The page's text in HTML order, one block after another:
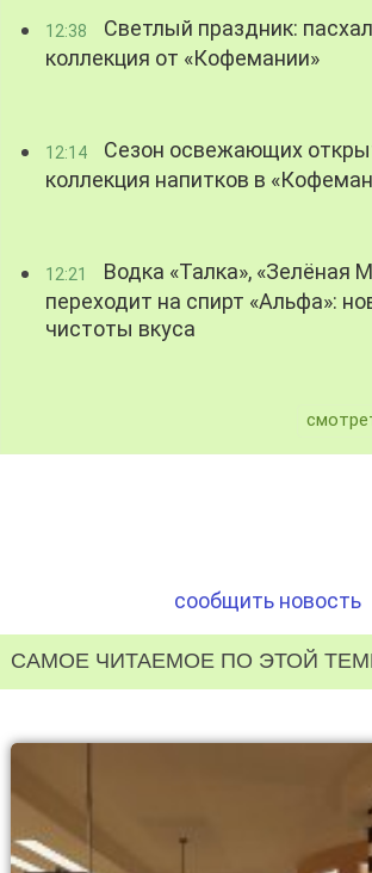
12:38
Светлый праздник:
коллекция от «Кофемании»
12:14
Сезон освежающих
коллекция напитков в
12:21
Водка «Талка», «Зелёная
переходит на спирт «Альфа»:
чистоты вкуса
сообщить новость
САМОЕ ЧИТАЕМОЕ ПО ЭТОЙ